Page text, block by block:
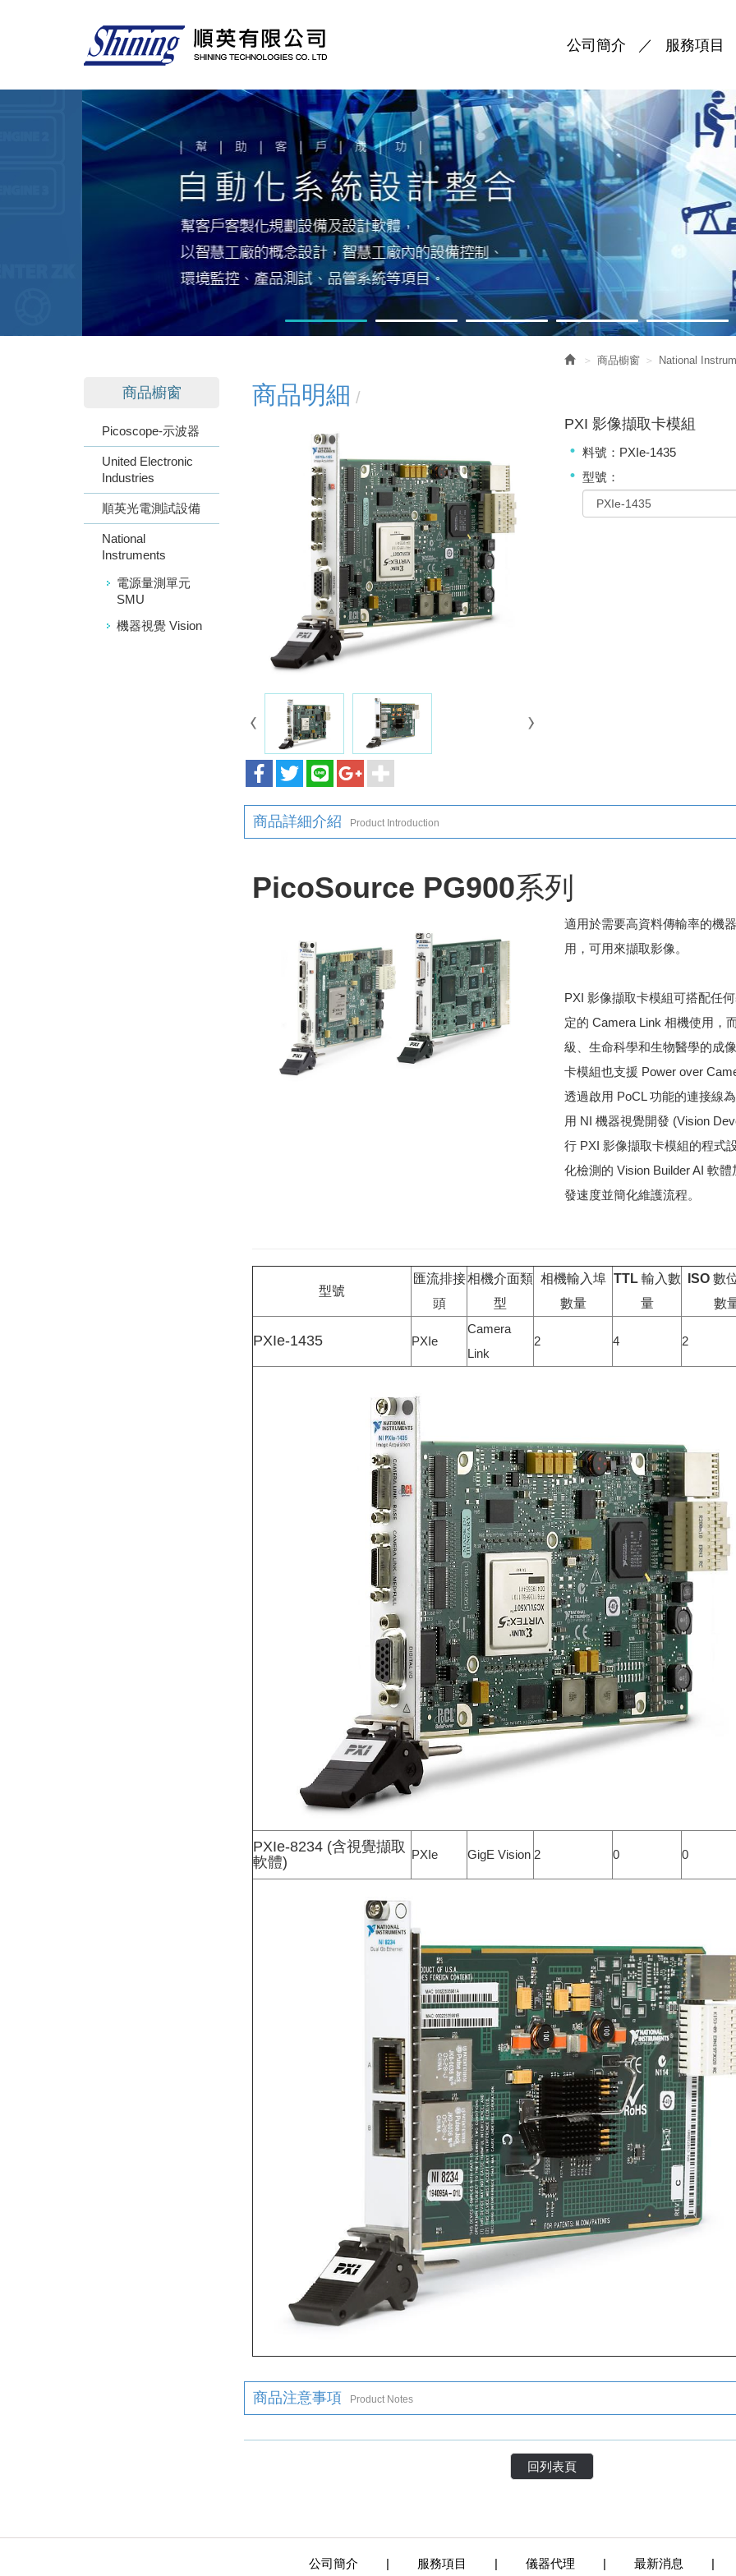
公司簡介 服務項目
商品櫥窗
Picoscope-示波器
United Electronic
Industries
順英光電測試設備
National
Instruments
電源量測單元
SMU
機器視覺 Vision
商品櫥窗 National
商品明細
PXI 影像擷取卡模組
料號：PXIe-1435
型號：
商品詳細介紹 Product Introduction
PicoSource PG900系列
適​用​於​需​要​高​資​料​傳​輸​率​的​機​
用，​可​用​來​擷​取​影像。
PXI 影​像​擷​取​卡​模​組​可​搭​配​任​
定​的 Camera Link 相​機​使​用，​
級、​生​命​科​學​和​生​物​醫​學​的​成​
卡​模​組​也​支​援 Power over
透​過​啟​用 PoCL 功​能​的​連​接​線​
用 NI 機​器​視​覺​開​發 (Vision
行 PXI 影​像​擷​取​卡​模​組​的​程​式​
化​檢​測​的 Vision Builder AI 軟​
發​速​度​並​簡​化​維​護​流程。
型號
匯流排接
頭
相機介面類
型
相機輸入埠
數量
TTL 輸入數
量
ISO 數
數
PXIe-1435 PXIe
Camera
Link
2 4 2
PXIe-8234 (含視覺擷取
軟體)
PXIe GigE Vision 2 0 0
商品注意事項 Product Notes
回列表頁
公司簡介 | 服務項目 | 儀器代理 | 最新消息 |